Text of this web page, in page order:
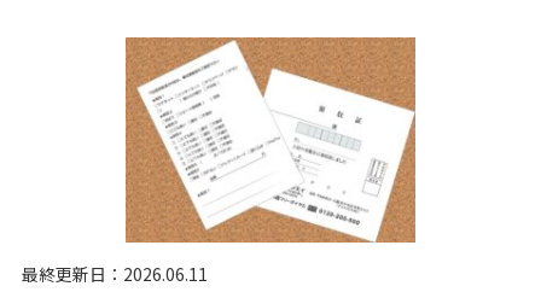
最終更新日：2026.06.11